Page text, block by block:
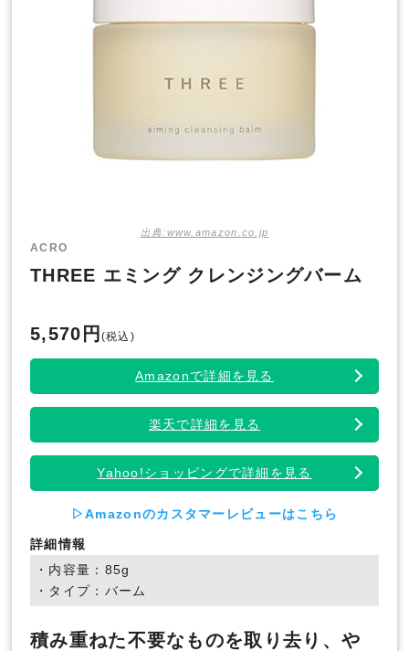
出典:www.amazon.co.jp
ACRO
THREE エミング クレンジングバーム
5,570円 (税込)
Amazonで詳細を見る
楽天で詳細を見る
Yahoo!ショッピングで詳細を見る
▷Amazonのカスタマーレビューはこちら
詳細情報
・内容量：85g
・タイプ：バーム
積み重ねた不要なものを取り去り、や